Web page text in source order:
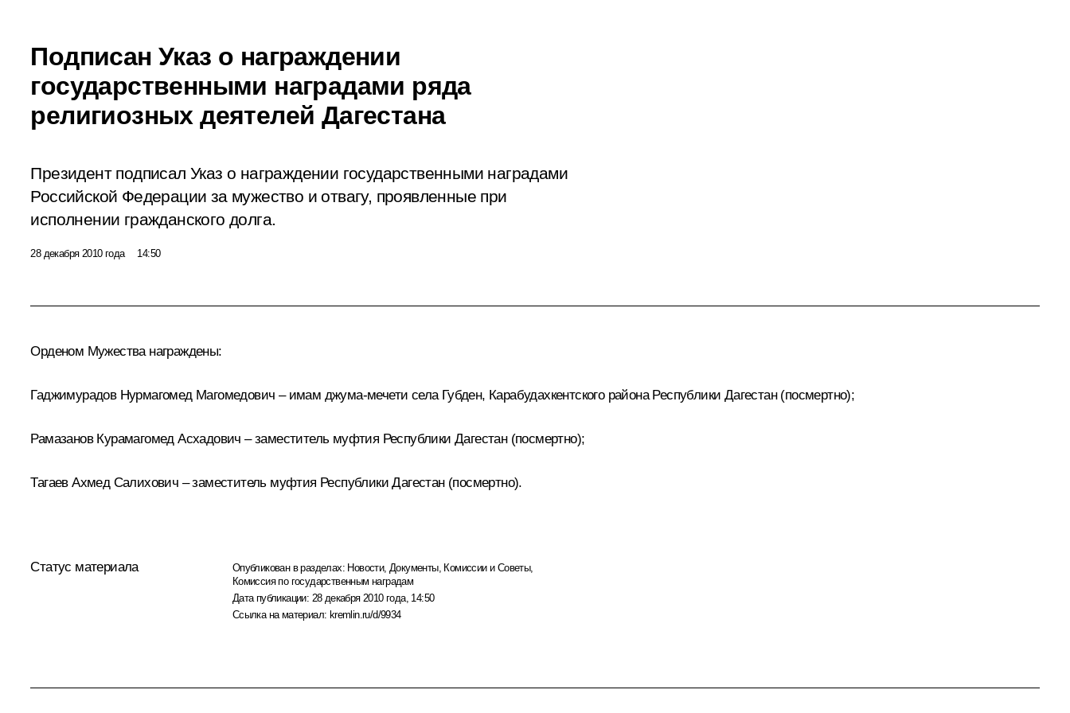
Подписан Указ о награждении
государственными наградами ряда
религиозных деятелей Дагестана
Президент подписал Указ о награждении государственными наградами
Российской Федерации за мужество и отвагу, проявленные при
исполнении гражданского долга.
28 декабря 2010 года 14:50
Орденом Мужестванаграждены:
Гаджимурадов Нурмагомед Магомедович – имам джума-мечети села Губден, Карабудахкентского района Республики Дагестан (посмертно);
Рамазанов Курамагомед Асхадович – заместитель муфтия Республики Дагестан (посмертно);
Тагаев Ахмед Салихович – заместитель муфтия Республики Дагестан (посмертно).
Статус материала Опубликован в разделах: Новости, Документы, Комиссии и Советы,
Комиссия по государственным наградам
Дата публикации: 28 декабря 2010 года, 14:50
Ссылка на материал: kremlin.ru/d/9934